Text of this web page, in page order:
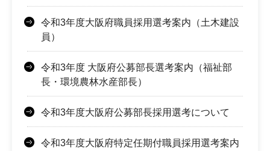
令和3年度大阪府職員採用選考案内（土木建設
員）
令和3年度 大阪府公募部長選考案内（福祉部
長・環境農林水産部長）
令和3年度大阪府公募部長採用選考について
令和3年度大阪府特定任期付職員採用選考案内